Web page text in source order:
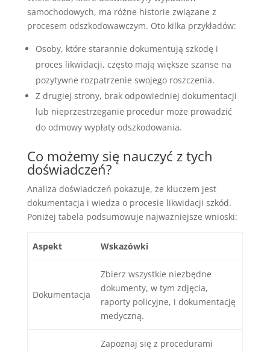
samochodowych, ma różne historie związane z
procesem odszkodowawczym. Oto kilka przykładów:
Osoby, które starannie dokumentują szkodę i
proces likwidacji, często mają większe szanse na
pozytywne rozpatrzenie swojego roszczenia.
Z drugiej strony, brak odpowiedniej dokumentacji
lub nieprzestrzeganie procedur może prowadzić
do odmowy wypłaty odszkodowania.
Co możemy się nauczyć z tych
doświadczeń?
Analiza doświadczeń pokazuje, że kluczem jest
dokumentacja i wiedza o procesie likwidacji szkód.
Poniżej tabela podsumowuje najważniejsze wnioski:
Aspekt Wskazówki
Dokumentacja
Zbierz wszystkie niezbędne
dokumenty, w tym zdjęcia,
raporty policyjne, i dokumentację
medyczną.
Zapoznaj się z procedurami